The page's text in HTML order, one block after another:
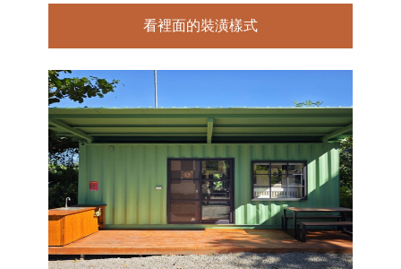
看裡面的裝潢樣式